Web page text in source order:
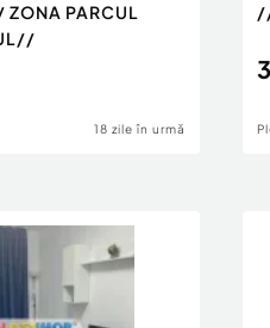
PARCUL
18 zile în urmă